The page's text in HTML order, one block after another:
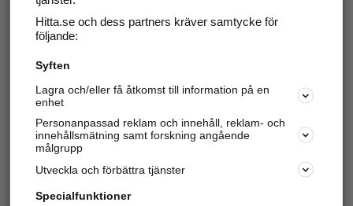
Uppdatera din företagsinformation
Svara på och hantera dina omdömen
Har du redan verifierat ditt företag? Logga in
Hitta.se och dess partners kräver samtycke för
följande:
Syften
Lagra och/eller få åtkomst till information på en
enhet
Personanpassad reklam och innehåll, reklam- och
innehållsmätning samt forskning angående
målgrupp
Utveckla och förbättra tjänster
Specialfunktioner